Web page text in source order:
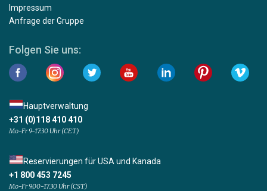
Impressum
Anfrage der Gruppe
Folgen Sie uns:
Hauptverwaltung
+31 (0)118 410 410
Mo-Fr 9-17:30 Uhr (CET)
Reservierungen für USA und Kanada
+1 800 453 7245
Mo-Fr 9.00-17.30 Uhr (CST)